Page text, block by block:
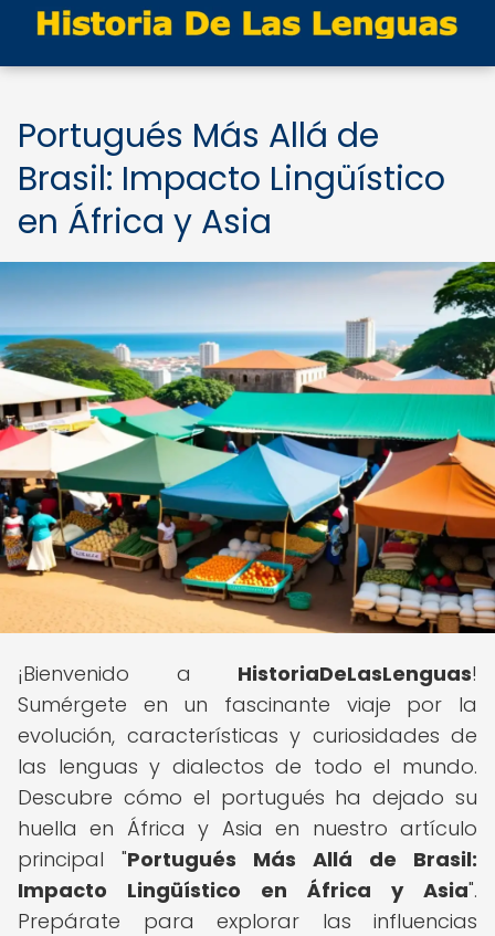
Portugués Más Allá de
Brasil: Impacto Lingüístico
en África y Asia
¡Bienvenido a HistoriaDeLasLenguas!
Sumérgete en un fascinante viaje por la
evolución, características y curiosidades de
las lenguas y dialectos de todo el mundo.
Descubre cómo el portugués ha dejado su
huella en África y Asia en nuestro artículo
principal "Portugués Más Allá de Brasil:
Impacto Lingüístico en África y Asia".
Prepárate para explorar las influencias